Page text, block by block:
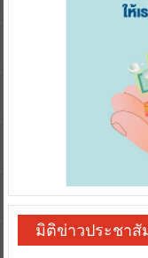
มิติข่าวประชาสั